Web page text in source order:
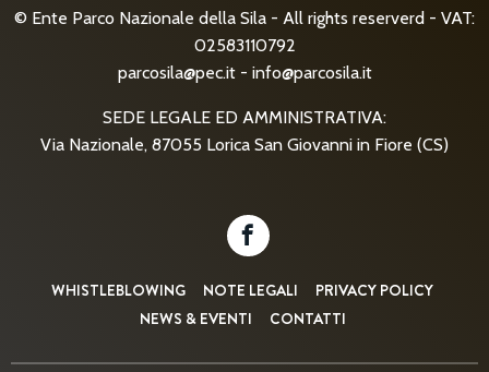
© Ente Parco Nazionale della Sila - All rights reserverd - VAT:
02583110792
parcosila@pec.it- info@parcosila.it
SEDE LEGALE ED AMMINISTRATIVA:
Via Nazionale, 87055 Lorica San Giovanni in Fiore (CS)
WHISTLEBLOWING NOTE LEGALI
PRIVACY POLICY
NEWS & EVENTI
CONTATTI